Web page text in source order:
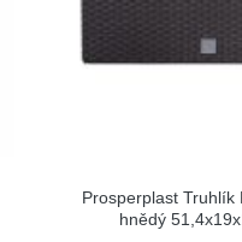
Prosperplast Truhlík
hnědý